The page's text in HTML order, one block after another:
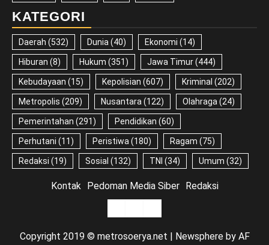
KATEGORI
Daerah (532) Dunia (40) Ekonomi (14)
Hiburan (8) Hukum (351) Jawa Timur(444)
Kebudayaan (15) Kepolisian (607) Kriminal (202)
Metropolis (209) Nusantara (122) Olahraga (24)
Pemerintahan (291) Pendidikan (60)
Perhutani (11) Peristiwa (180) Ragam (75)
Redaksi (19) Sosial (132) TNI (34) Umum (32)
Kontak Pedoman Media Siber Redaksi
Siber
Copyright 2019 © metrosoerya.net | Newsphereby AF